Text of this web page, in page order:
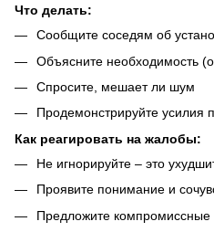
Что делать:
Сообщите соседям об
Объясните необходимость
Спросите, мешает ли шум
Продемонстрируйте
Как реагировать на жалобы:
Не игнорируйте – это
Проявите понимание и
Предложите компромиссные